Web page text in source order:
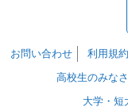
お問い合わせ 利用規
高校生のみな
大学・短